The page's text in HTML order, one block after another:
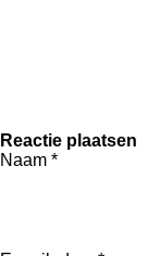
Reactie plaatsen
Naam *